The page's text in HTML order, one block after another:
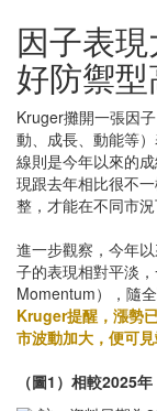
因子表
好防禦
Kruger攤開一張因
動、成長、動能等
線則是今年以來的
現跟去年相比很不
整，才能在不同市
進一步觀察，今年
子的表現相對平淡
Momentum），隨
Kruger提醒，漲勢
市波動加大，便可見
（圖1）相較2025